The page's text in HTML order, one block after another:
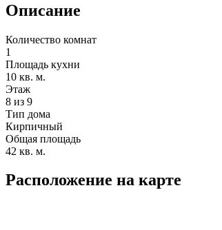
Описание
Количество комнат
1
Площадь кухни
10 кв. м.
Этаж
8 из 9
Тип дома
Кирпичный
Общая площадь
42 кв. м.
Расположение на карте